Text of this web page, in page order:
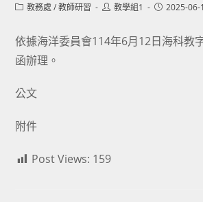
Post教務處 / 教師研習
Post教學組1
Post2025-06-
依據海洋委員會114年6月12日海科教
函辦理。
公文
附件
Post Views: 159